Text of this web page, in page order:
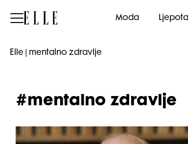
Elle Moda Ljepota
Elle mentalno zdravlje
#mentalno zdravlje